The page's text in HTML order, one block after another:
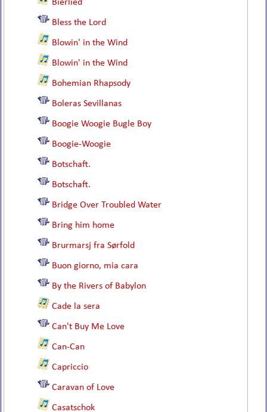
Bierlied
Bless the Lord
Blowin' in the Wind
Blowin' in the Wind
Bohemian Rhapsody
Boleras Sevillanas
Boogie Woogie Bugle Boy
Boogie-Woogie
Botschaft.
Botschaft.
Bridge Over Troubled Water
Bring him home
Brurmarsj fra Sørfold
Buon giorno, mia cara
By the Rivers of Babylon
Cade la sera
Can't Buy Me Love
Can-Can
Capriccio
Caravan of Love
Casatschok